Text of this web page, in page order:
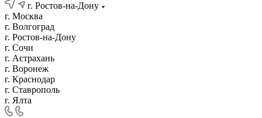
г. Ростов-на-Дону
г. Москва
г. Волгоград
г. Ростов-на-Дону
г. Сочи
г. Астрахань
г. Воронеж
г. Краснодар
г. Ставрополь
г. Ялта